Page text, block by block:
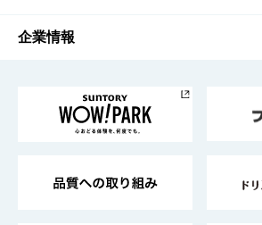
栄養成分一覧
工場見学
地域情報
サントリーホール
サントリーサンバーズ大阪
サステナビリティTOP
サントリーが考えるサステナビリ
企業情報
企業概要